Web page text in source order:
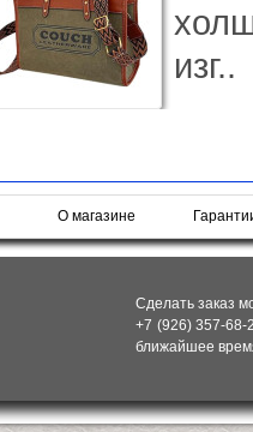
изг..
О магазине
Сделать заказ
+7 (926) 357-
ближайшее